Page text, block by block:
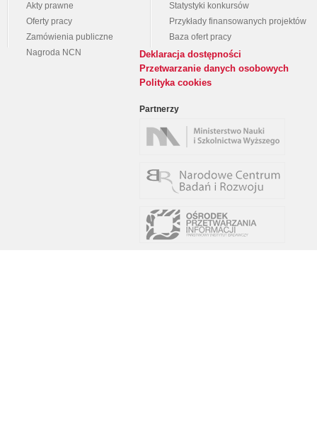
Akty prawne
Oferty pracy
Zamówienia publiczne
Nagroda NCN
Statystyki konkursów
Przykłady finansowanych projektów
Baza ofert pracy
Deklaracja dostępności
Przetwarzanie danych osobowych
Polityka cookies
Partnerzy